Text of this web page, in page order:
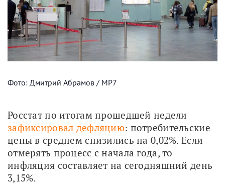
Фото: Дмитрий Абрамов / МР7
зафиксировал дефляцию: потребительские
цены в среднем снизились на 0,02%. Если
отмерять процесс с начала года, то
инфляция составляет на сегодняшний день
3,15%.